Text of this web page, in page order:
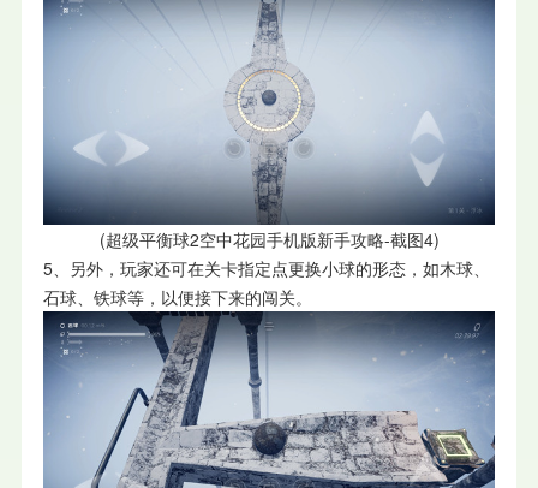
(超级平衡球2空中花园手机版新手攻略-截图4)
5、另外，玩家还可在关卡指定点更换小球的形态，如木球、
石球、铁球等，以便接下来的闯关。